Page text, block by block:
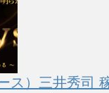
ス）三井秀司